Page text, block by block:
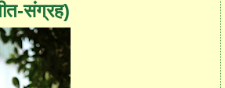
संग्रह)